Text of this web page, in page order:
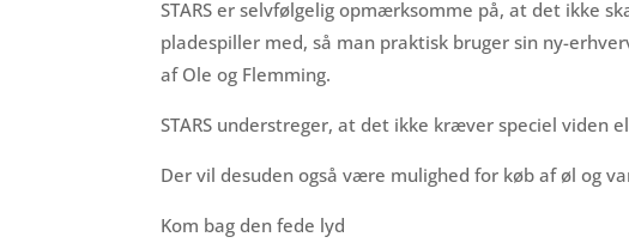
STARS er selvfølgelig opmærksomme på, at det ikke
pladespiller med, så man praktisk bruger sin ny-
af Ole og Flemming.
STARS understreger, at det ikke kræver speciel viden
Der vil desuden også være mulighed for køb af øl og
Kom bag den fede lyd